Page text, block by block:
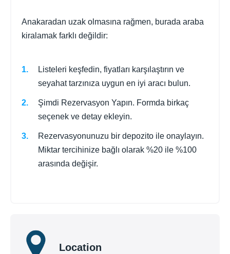
Anakaradan uzak olmasına rağmen, burada araba
kiralamak farklı değildir:
Listeleri keşfedin, fiyatları karşılaştırın ve
seyahat tarzınıza uygun en iyi aracı bulun.
Şimdi Rezervasyon Yapın. Formda birkaç
seçenek ve detay ekleyin.
Rezervasyonunuzu bir depozito ile onaylayın.
Miktar tercihinize bağlı olarak %20 ile %100
arasında değişir.
Location